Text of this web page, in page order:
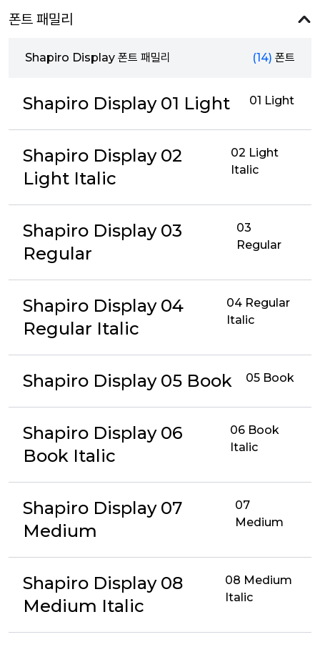
폰트 패밀리
Shapiro Display 폰트 패밀리 (14) 폰트
Shapiro Display 01 Light 01 Light
Shapiro Display 02
Light Italic
02 Light
Italic
Shapiro Display 03
Regular
03
Regular
Shapiro Display 04
Regular Italic
04 Regular
Italic
Shapiro Display 05 Book 05 Book
Shapiro Display 06
Book Italic
06 Book
Italic
Shapiro Display 07
Medium
07
Medium
Shapiro Display 08
Medium Italic
08 Medium
Italic